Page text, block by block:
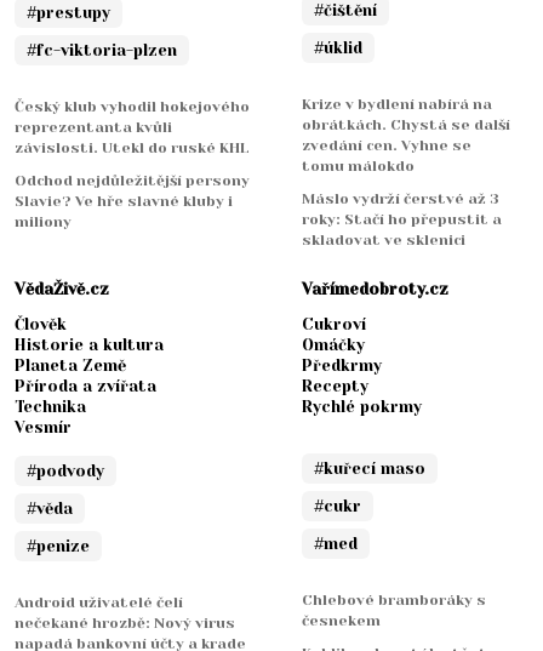
#prestupy
#fc-viktoria-plzen
Český klub vyhodil hokejového
reprezentanta kvůli
závislosti. Utekl do ruské KHL
Odchod nejdůležitější persony
Slavie? Ve hře slavné kluby i
miliony
#čištění
#úklid
Krize v bydlení nabírá na
obrátkách. Chystá se další
zvedání cen. Vyhne se
tomu málokdo
Máslo vydrží čerstvé až 3
roky: Stačí ho přepustit a
skladovat ve sklenici
VědaŽivě.cz
Člověk
Historie a kultura
Planeta Země
Příroda a zvířata
Technika
Vesmír
#podvody
#věda
#penize
Android uživatelé čelí
nečekané hrozbě: Nový virus
napadá bankovní účty a krade
Vařímedobroty.cz
Cukroví
Omáčky
Předkrmy
Recepty
Rychlé pokrmy
#kuřecí maso
#cukr
#med
Chlebové bramboráky s
česnekem